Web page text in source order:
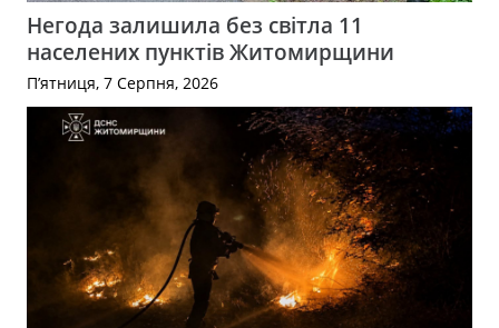
Негода залишила без світла 11
населених пунктів Житомирщини
П’ятниця, 7 Серпня, 2026